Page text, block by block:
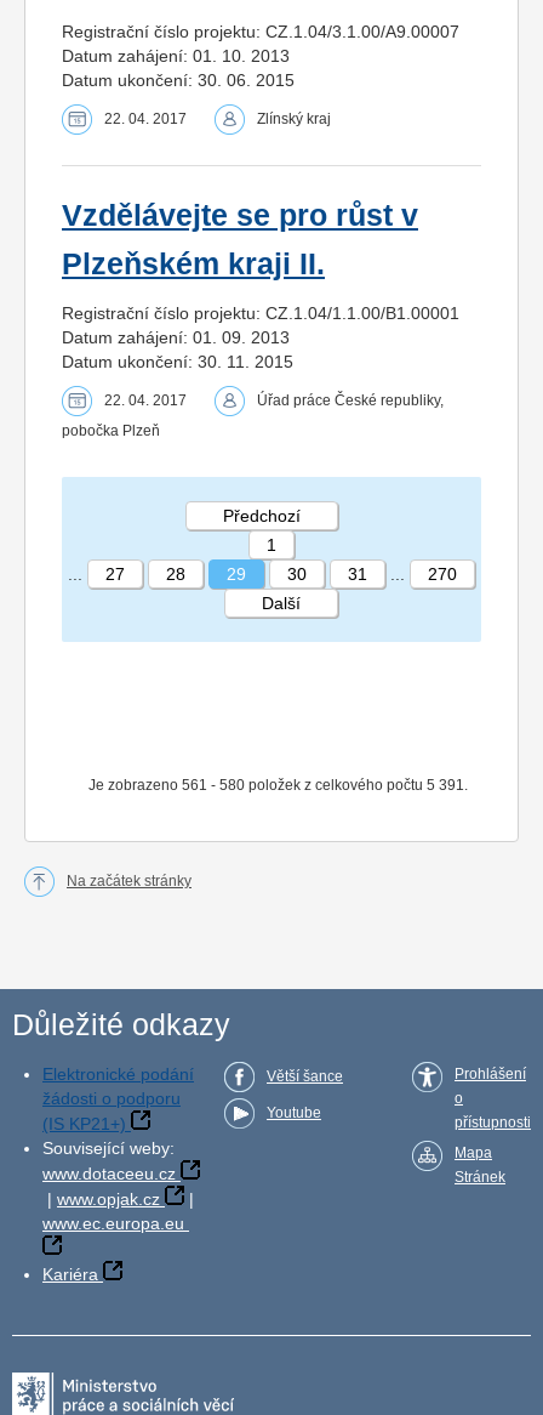
Registrační číslo projektu: CZ.1.04/3.1.00/A9.00007
Datum zahájení: 01. 10. 2013
Datum ukončení: 30. 06. 2015
22. 04. 2017 Zlínský kraj
Vzdělávejte se pro růst v
Plzeňském kraji II.
Registrační číslo projektu: CZ.1.04/1.1.00/B1.00001
Datum zahájení: 01. 09. 2013
Datum ukončení: 30. 11. 2015
22. 04. 2017
Úřad práce České republiky,
pobočka Plzeň
STRÁNKA 29 270
Je zobrazeno 561 - 580 položek z celkového počtu 5 391.
Předchozí
1
27 28 29 30 31
270
Další
Na začátek stránky
Důležité odkazy
Elektronické podání
žádosti o podporu
(IS KP21+)
Související weby:
www.dotaceeu.cz
| www.opjak.cz
|
www.ec.europa.eu
Kariéra
Větší šance
Youtube
Prohlášení
o
přístupnosti
Mapa
Stránek